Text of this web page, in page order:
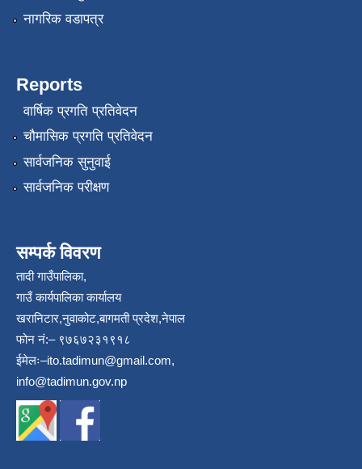
नागरिक वडापत्र
Reports
वार्षिक प्रगति प्रतिवेदन
चौमासिक प्रगति प्रतिवेदन
सार्वजनिक सुनुवाई
सार्वजनिक परीक्षण
सम्पर्क विवरण
तादी गाउँपालिका,
गाउँ कार्यपालिका कार्यालय
खरानिटार,नुवाकोट,बागमती प्रदेश,नेपाल
फोन नं:– ९७६७२३१९१८
ईमेलः–ito.tadimun@gmail.com,
info@tadimun.gov.np